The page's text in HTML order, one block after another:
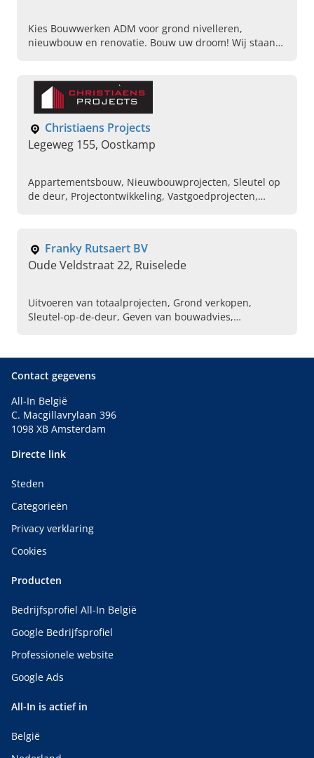
Kies Bouwwerken ADM voor grond nivelleren,
nieuwbouw en renovatie. Bouw uw droom! Wij staan
Christiaens Projects
Legeweg 155, Oostkamp
Appartementsbouw, Nieuwbouwprojecten, Sleutel op
de deur, Projectontwikkeling, Vastgoedprojecten,
Franky Rutsaert BV
Oude Veldstraat 22, Ruiselede
Uitvoeren van totaalprojecten, Grond verkopen,
Sleutel-op-de-deur, Geven van bouwadvies,
Nieuwbouwprojecten
Contact gegevens
All-In België
C. Macgillavrylaan 396
1098 XB Amsterdam
Directe link
Steden
Categorieën
Privacy verklaring
Cookies
Producten
Bedrijfsprofiel All-In België
Google Bedrijfsprofiel
Professionele website
Google Ads
All-In is actief in
België